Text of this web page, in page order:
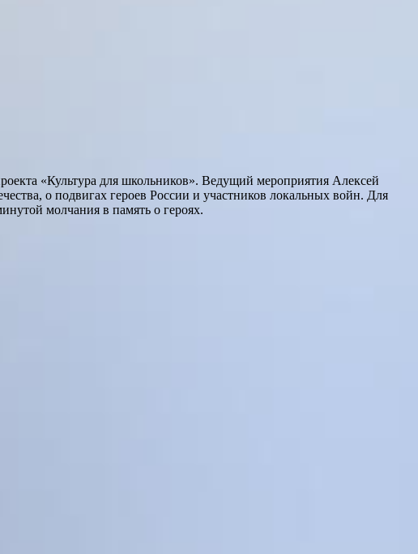
«Культура для школьников». Ведущий мероприятия Алексей
о подвигах героев России и участников локальных войн. Для
молчания в память о героях.